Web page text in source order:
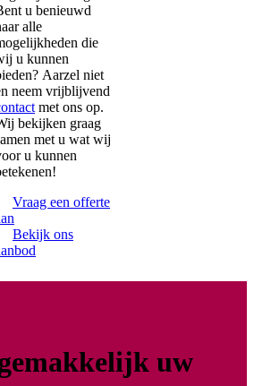
u benieuwd
alle
die
u kunnen
Aarzel niet
neem vrijblijvend
met ons op.
bekijken graag
met u wat wij
u kunnen
Vraag een offerte
Bekijk ons
uw